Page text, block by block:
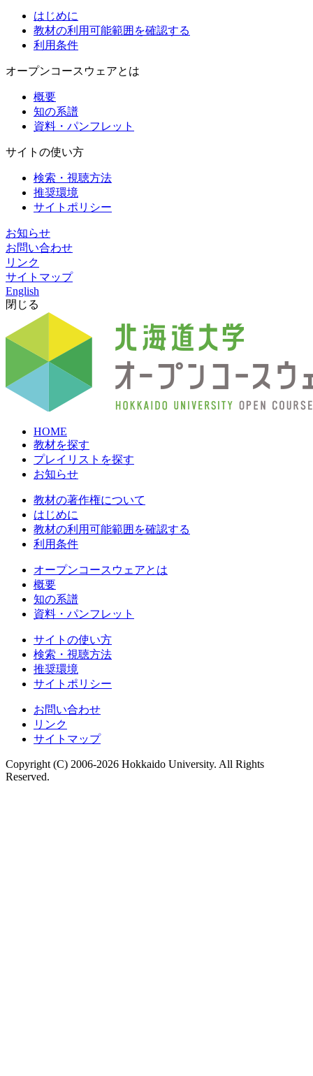
はじめに
教材の利用可能範囲を確認する
利用条件
オープンコースウェアとは
概要
知の系譜
資料・パンフレット
サイトの使い方
検索・視聴方法
推奨環境
サイトポリシー
お知らせ
お問い合わせ
リンク
サイトマップ
English
閉じる
HOME
教材を探す
プレイリストを探す
お知らせ
教材の著作権について
はじめに
教材の利用可能範囲を確認する
利用条件
オープンコースウェアとは
概要
知の系譜
資料・パンフレット
サイトの使い方
検索・視聴方法
推奨環境
サイトポリシー
お問い合わせ
リンク
サイトマップ
Copyright (C) 2006-2026 Hokkaido University. All Rights
Reserved.